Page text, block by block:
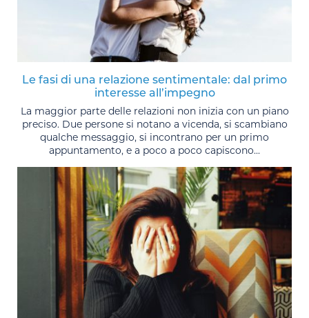
Le fasi di una relazione sentimentale: dal primo
interesse all’impegno
La maggior parte delle relazioni non inizia con un piano
preciso. Due persone si notano a vicenda, si scambiano
qualche messaggio, si incontrano per un primo
appuntamento, e a poco a poco capiscono...